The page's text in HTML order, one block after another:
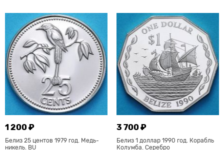
1 200 ₽
Белиз 25 центов 1979 год. Медь-
никель. BU
3 700 ₽
Белиз 1 доллар 1990 год. Корабль
Колумба. Серебро